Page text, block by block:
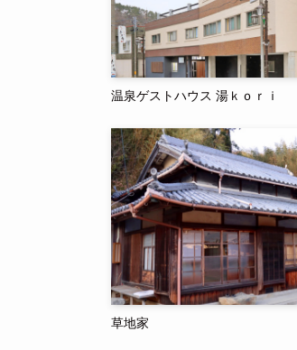
温泉ゲストハウス 湯ｋｏｒｉ
草地家